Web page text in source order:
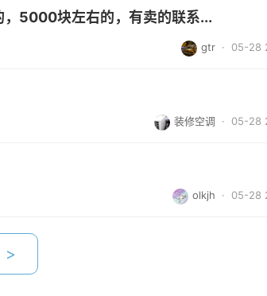
，5000块左右的，有卖的联系...
gtr · 05-28
装修空调 · 05-28
olkjh · 05-28
>